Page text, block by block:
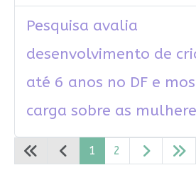
Pesquisa avalia
desenvolvimento de
até 6 anos no DF e
carga sobre as
1 2